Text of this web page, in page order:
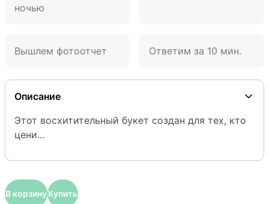
ночью
Вышлем фотоотчет Ответим за 10 мин.
Описание
Этот восхитительный букет создан для тех, кто
цени...
В корзинуКупить